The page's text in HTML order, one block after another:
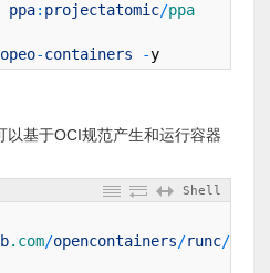
ppa: projectatomic/ppa
-containers -y
基于OCI规范产生和运行容器
Shell
.com/opencontainers/runc/